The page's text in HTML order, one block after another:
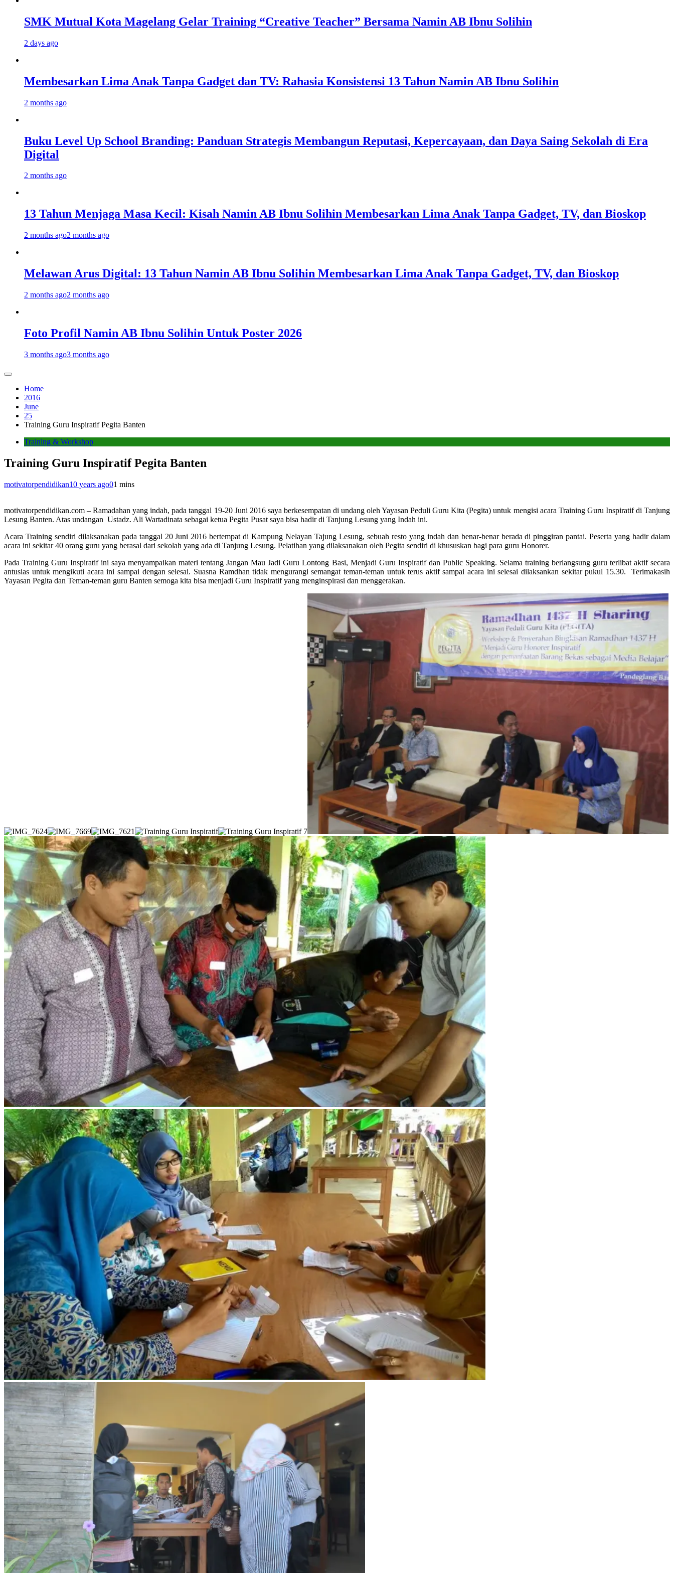
SMK Mutual Kota Magelang Gelar Training “Creative Teacher” Bersama Namin AB Ibnu Solihin
2 days ago
Membesarkan Lima Anak Tanpa Gadget dan TV: Rahasia Konsistensi 13 Tahun Namin AB Ibnu Solihin
2 months ago
Buku Level Up School Branding: Panduan Strategis Membangun Reputasi, Kepercayaan, dan Daya Saing Sekolah di Era
Digital
2 months ago
13 Tahun Menjaga Masa Kecil: Kisah Namin AB Ibnu Solihin Membesarkan Lima Anak Tanpa Gadget, TV, dan Bioskop
2 months ago2 months ago
Melawan Arus Digital: 13 Tahun Namin AB Ibnu Solihin Membesarkan Lima Anak Tanpa Gadget, TV, dan Bioskop
2 months ago2 months ago
Foto Profil Namin AB Ibnu Solihin Untuk Poster 2026
3 months ago3 months ago
Home
2016
June
25
Training Guru Inspiratif Pegita Banten
Training & Workshop
Training Guru Inspiratif Pegita Banten
motivatorpendidikan10 years ago01 mins
motivatorpendidikan.com – Ramadahan yang indah, pada tanggal 19-20 Juni 2016 saya berkesempatan di undang oleh Yayasan Peduli Guru Kita (Pegita) untuk mengisi acara Training Guru Inspiratif di Tanjung
Lesung Banten. Atas undangan Ustadz. Ali Wartadinata sebagai ketua Pegita Pusat saya bisa hadir di Tanjung Lesung yang Indah ini.
Acara Training sendiri dilaksanakan pada tanggal 20 Juni 2016 bertempat di Kampung Nelayan Tajung Lesung, sebuah resto yang indah dan benar-benar berada di pinggiran pantai. Peserta yang hadir dalam
acara ini sekitar 40 orang guru yang berasal dari sekolah yang ada di Tanjung Lesung. Pelatihan yang dilaksanakan oleh Pegita sendiri di khususkan bagi para guru Honorer.
Pada Training Guru Inspiratif ini saya menyampaikan materi tentang Jangan Mau Jadi Guru Lontong Basi, Menjadi Guru Inspiratif dan Public Speaking. Selama training berlangsung guru terlibat aktif secara
antusias untuk mengikuti acara ini sampai dengan selesai. Suasna Ramdhan tidak mengurangi semangat teman-teman untuk terus aktif sampai acara ini selesai dilaksankan sekitar pukul 15.30. Terimakasih
Yayasan Pegita dan Teman-teman guru Banten semoga kita bisa menjadi Guru Inspiratif yang menginspirasi dan menggerakan.